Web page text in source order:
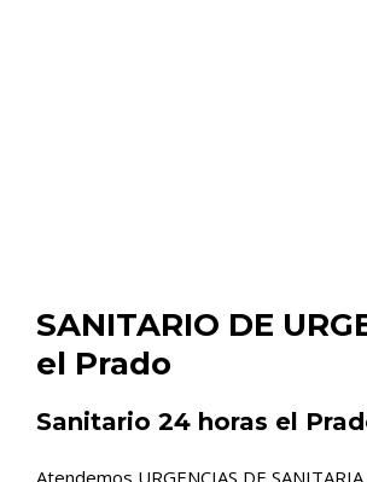
SANITARIO DE
el Prado
Sanitario 24 horas el
Atendemos URGENCIAS DE